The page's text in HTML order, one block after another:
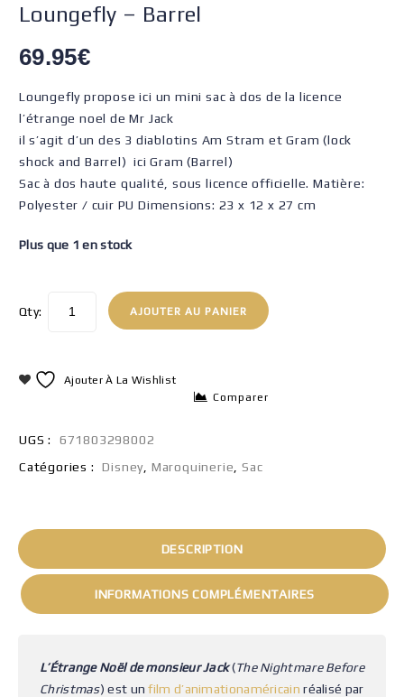
Loungefly – Barrel
69.95€
Loungefly propose ici un mini sac à dos de la licence
l’étrange noel de Mr Jack
il s’agit d’un des 3 diablotins Am Stram et Gram (lock
shock and Barrel) ici Gram (Barrel)
Sac à dos haute qualité, sous licence officielle. Matière:
Polyester / cuir PU Dimensions: 23 x 12 x 27 cm
Plus que 1 en stock
Qty: AJOUTER AU PANIER
Ajouter À La Wishlist
Comparer
UGS :
671803298002
Catégories :
Disney Maroquinerie ,Sac
DESCRIPTION
INFORMATIONS COMPLÉMENTAIRES
L’Étrange Noël de monsieur Jack(The Nightmare Before
Christmas) est unfilm d’animationaméricain réalisé par